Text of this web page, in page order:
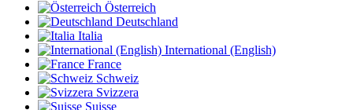
Österreich
Deutschland
Italia
International (English)
France
Schweiz
Svizzera
Suisse